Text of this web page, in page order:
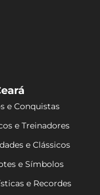
e Conquistas
e Treinadores
e Clássicos
e Símbolos
e Recordes